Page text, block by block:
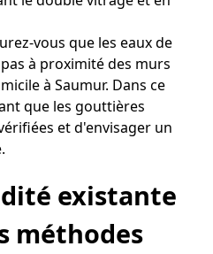
vous que les eaux de
à proximité des murs
à Saumur. Dans ce
que les gouttières
et d'envisager un
existante
méthodes